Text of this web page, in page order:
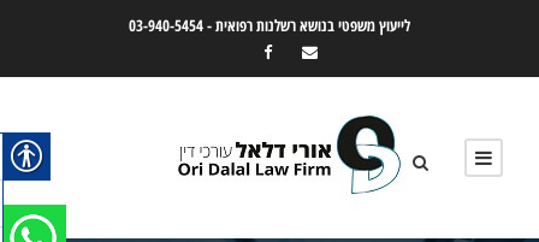
לייעוץ משפטי בנושא רשלנות רפואית -03-940-5454